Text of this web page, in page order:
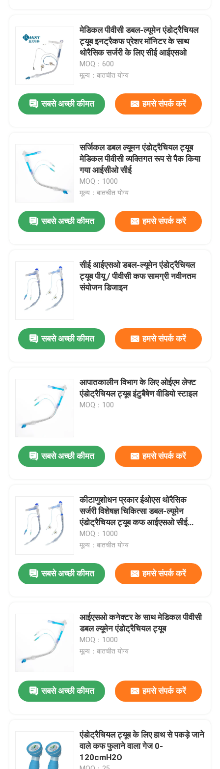
उत्पाद
वीआर दिखाएँ
हमारे बारे में
गुणवत्ता नियंत्रण
एक बोली का अनुरोध
स्वरयंत्र मुखौटा वायुमार्ग
मेडिकल पीवीसी डबल-ल्यूमेन एंडोट्रैचियल
ट्यूब इनट्रैकफ प्रेशर मॉनिटर के साथ
थोरैसिक सर्जरी के लिए सीई आईएसओ
MOQ：600
मूल्य：बातचीत योग्य
सबसे अच्छी कीमत हमसे संपर्क करें
सर्जिकल डबल ल्यूमन एंडोट्रैचियल ट्यूब
मेडिकल पीवीसी व्यक्तिगत रूप से पैक किया
गया आईसीओ सीई
MOQ：1000
मूल्य：बातचीत योग्य
सबसे अच्छी कीमत हमसे संपर्क करें
सीई आईएसओ डबल-ल्यूमेन एंडोट्रैचियल
ट्यूब पीयू / पीवीसी कफ सामग्री नवीनतम
संयोजन डिजाइन
सबसे अच्छी कीमत हमसे संपर्क करें
आपातकालीन विभाग के लिए ओईएम लेफ्ट
एंडोट्रैचियल ट्यूब इंटुबैषेण वीडियो स्टाइल
MOQ：100
सबसे अच्छी कीमत हमसे संपर्क करें
कीटाणुशोधन प्रकार ईओएस थोरैसिक
सर्जरी विशेषज्ञ चिकित्सा डबल-ल्यूमेन
एंडोट्रैचियल ट्यूब कफ आईएसओ सीई
प्रमाणपत्र बाएं-तरफा
MOQ：1000
मूल्य：बातचीत योग्य
सबसे अच्छी कीमत हमसे संपर्क करें
आईएसओ कनेक्टर के साथ मेडिकल पीवीसी
डबल ल्यूमेन एंडोट्रैचियल ट्यूब
MOQ：1000
मूल्य：बातचीत योग्य
सबसे अच्छी कीमत हमसे संपर्क करें
एंडोट्रैचियल ट्यूब के लिए हाथ से पकड़े जाने
वाले कफ फुलाने वाला गेज 0-
120cmH2O